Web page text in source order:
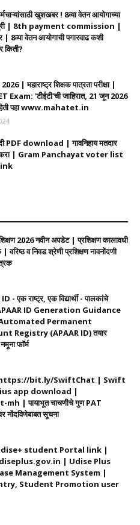
खुशखबर ! 8व्या वेतन आयोगाच्या
| 8th payment commission |
| 8व्या वेतन आयोगाची पगारवाढ कशी
किती?
| महाराष्ट्र शिक्षक पात्रता परीक्षा |
'टीईटी'ची जाहिरात, 21 जून 2026
पहा www.mahatet.in
PDF download | गावनिहाय मतदार
करा | Gram Panchayat voter list
2026 नवीन अपडेट | प्रशिक्षण कालावधी‌
वरिष्ठ व निवड श्रेणी प्रशिक्षण नावनोंदणी
- एक राष्ट्र, एक विद्यार्थी - पालकांचे
APAAR ID Generation Guidance
Automated Permanent
Registry (APAAR ID) तयार
फॉर्म
- https://bit.ly/SwiftChat | Swift
app download |
| पायाभूत चाचणीचे गुण PAT
नोंदविणेबाबत सूचना
student Portal link |
| Udise Plus
Management System |
Student Promotion user